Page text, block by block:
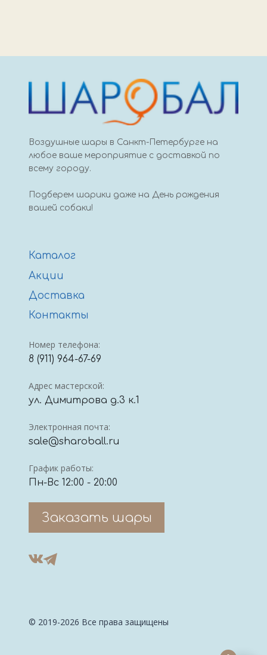
Воздушные шары в Санкт-Петербурге на
любое ваше мероприятие с доставкой по
всему городу.
Подберем шарики даже на День рождения
вашей собаки!
Каталог
Акции
Доставка
Контакты
Номер телефона:
8 (911) 964-67-69
Адрес мастерской:
ул. Димитрова д.3 к.1
Электронная почта:
sale@sharoball.ru
График работы:
Пн-Вс 12:00 - 20:00
Заказать шары
© 2019-2026 Все права защищены